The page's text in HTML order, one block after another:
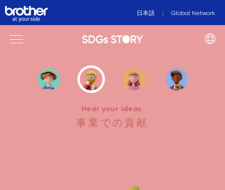
日本語 Global Network
Hear your ideas.
事業での貢献